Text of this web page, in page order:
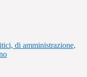
di amministrazione,